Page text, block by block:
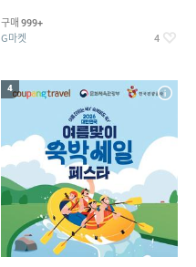
구매 999+
G마켓 4
4